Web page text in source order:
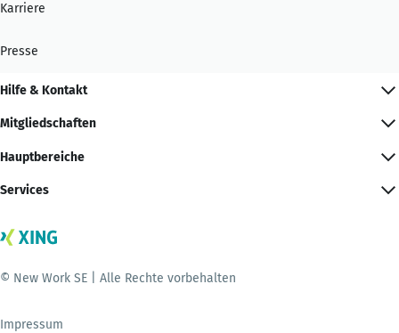
Karriere
Presse
Hilfe & Kontakt
Mitgliedschaften
Hauptbereiche
Services
© New Work SE | Alle Rechte vorbehalten
Impressum